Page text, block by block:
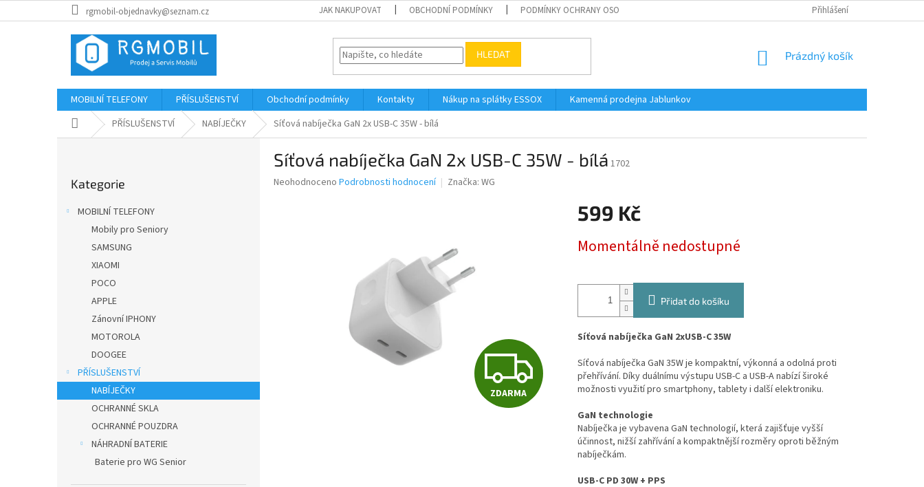
na
rgmobil-objednavky@seznam.cz JAK NAKUPOVAT OBCHODNÍ PODMÍNKY PODMÍNKY OCHRANY OSOBNÍCH ÚDAJŮ Přihlášení
HLEDAT
NÁKUPNÍ
Prázdný košík
MOBILNÍ TELEFONY PŘÍSLUŠENSTVÍ Obchodní podmínky Kontakty Nákup na splátky ESSOX
Kamenná prodejna Jablunkov
Domů PŘÍSLUŠENSTVÍ NABÍJEČKY Síťová nabíječka GaN 2x USB-C 35W - bílá
kategorie
Kategorie
MOBILNÍ TELEFONY
Mobily pro Seniory
SAMSUNG
XIAOMI
POCO
APPLE
Zánovní IPHONY
MOTOROLA
DOOGEE
PŘÍSLUŠENSTVÍ
NABÍJEČKY
OCHRANNÉ SKLA
OCHRANNÉ POUZDRA
NÁHRADNÍ BATERIE
Baterie pro WG Senior
Síťová nabíječka GaN 2x USB-C 35W - bílá 1702
Průměrné
Neohodnoceno Podrobnosti hodnocení Značka: WG
Z
D
ZDARMA
599 Kč
cena:
Momentálně nedostupné
Přidat do košíku
Síťová nabíječka GaN 2xUSB-C 35W
Síťová nabíječka GaN 35W je kompaktní, výkonná a odolná proti
přehřívání. Díky duálnímu výstupu USB-C a USB-A nabízí široké
možnosti využití pro smartphony, tablety i další elektroniku.
GaN technologie
Nabíječka je vybavena GaN technologií, která zajišťuje vyšší
účinnost, nižší zahřívání a kompaktnější rozměry oproti běžným
nabíječkám.
USB-C PD 30W + PPS